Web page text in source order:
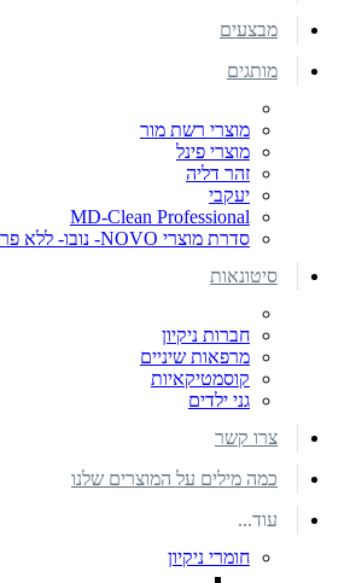
מבצעים
מותגים
מוצרי רשת מור
מוצרי פינל
זהר דליה
יעקבי
MD-Clean Professional
סדרת מוצרי NOVO- נובו- ללא פרבנים
סיטונאות
חברות ניקיון
מרפאות שיניים
קוסמטיקאיות
גני ילדים
צרו קשר
כמה מילים על המוצרים שלנו
עוד...
חומרי ניקיון